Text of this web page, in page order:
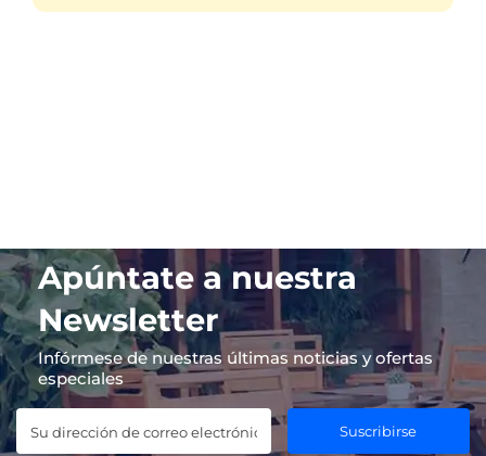
Apúntate a nuestra
Newsletter
Infórmese de nuestras últimas noticias y ofertas
especiales
Suscribirse